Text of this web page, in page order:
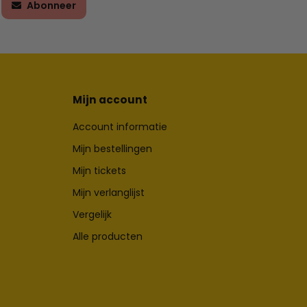
Abonneer
Mijn account
Account informatie
Mijn bestellingen
Mijn tickets
Mijn verlanglijst
Vergelijk
Alle producten